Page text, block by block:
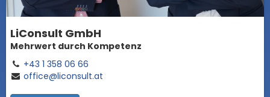
LiConsult GmbH
Mehrwert durch Kompetenz
+43 1 358 06 66
office@liconsult.at